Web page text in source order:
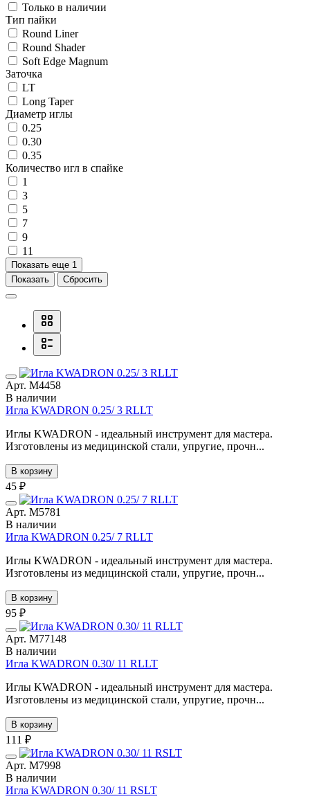
Только в наличии
Тип пайки
Round Liner
Round Shader
Soft Edge Magnum
Заточка
LT
Long Taper
Диаметр иглы
0.25
0.30
0.35
Количество игл в спайке
1
3
5
7
9
11
Показать еще 1
Показать
Сбросить
Арт. М4458
В наличии
Игла KWADRON 0.25/ 3 RLLT
Иглы KWADRON - идеальный инструмент для мастера.
Изготовлены из медицинской стали, упругие, прочн...
В корзину
45 ₽
Арт. М5781
В наличии
Игла KWADRON 0.25/ 7 RLLT
Иглы KWADRON - идеальный инструмент для мастера.
Изготовлены из медицинской стали, упругие, прочн...
В корзину
95 ₽
Арт. М77148
В наличии
Игла KWADRON 0.30/ 11 RLLT
Иглы KWADRON - идеальный инструмент для мастера.
Изготовлены из медицинской стали, упругие, прочн...
В корзину
111 ₽
Арт. M7998
В наличии
Игла KWADRON 0.30/ 11 RSLT